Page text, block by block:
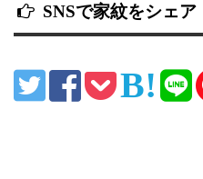
SNSで家紋をシェア